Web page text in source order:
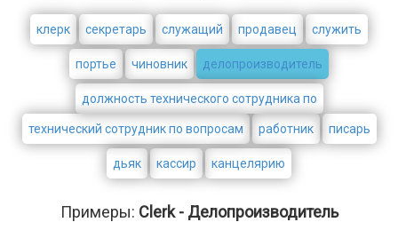
клерк секретарь служащий продавец служить
портье чиновник делопроизводитель
должность технического сотрудника по
технический сотрудник по вопросам работник писарь
дьяк кассир канцелярию
Примеры: Clerk - Делопроизводитель